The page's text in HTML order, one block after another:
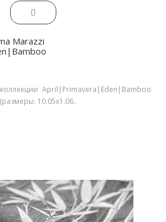
Marazzi
April|Primavera|Eden|Bamboo
10.05х1.06..